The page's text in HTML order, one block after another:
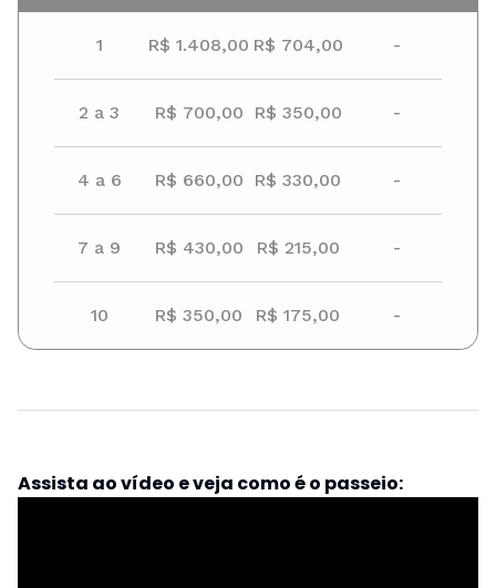
1 R$ 1.408,00 R$ 704,00 -
2 a 3 R$ 700,00 R$ 350,00 -
4 a 6 R$ 660,00 R$ 330,00 -
7 a 9 R$ 430,00 R$ 215,00 -
10 R$ 350,00 R$ 175,00 -
Assista ao vídeo e veja como é o passeio: